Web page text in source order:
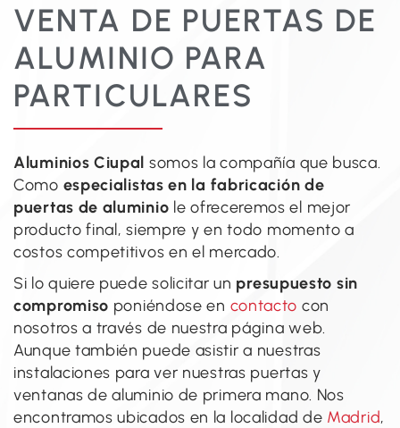
VENTA DE PUERTAS DE
ALUMINIO PARA
PARTICULARES
Aluminios Ciupal somos la compañía que busca.
Como especialistas en la fabricación de
puertas de aluminio le ofreceremos el mejor
producto final, siempre y en todo momento a
costos competitivos en el mercado.
Si lo quiere puede solicitar un presupuesto sin
compromiso poniéndose en contacto con
nosotros a través de nuestra página web.
Aunque también puede asistir a nuestras
instalaciones para ver nuestras puertas y
ventanas de aluminio de primera mano. Nos
encontramos ubicados en la localidad de Madrid,